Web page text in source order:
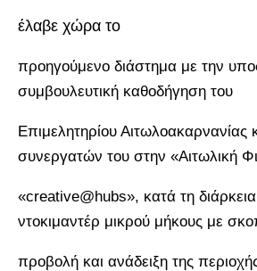
έλαβε χώρα το
προηγούμενο διάστημα με την
συμβουλευτική καθοδήγηση του
Επιμελητηρίου Αιτωλοακαρνανίας
συνεργατών του στην «Αιτωλική
«creative@hubs», κατά τη
ντοκιμαντέρ μικρού μήκους με
προβολή και ανάδειξη της